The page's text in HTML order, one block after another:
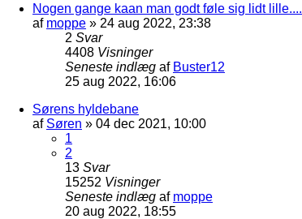
Nogen gange kaan man godt føle sig lidt lille....
af moppe » 24 aug 2022, 23:38
2 Svar
4408 Visninger
Seneste indlæg af Buster12
25 aug 2022, 16:06
Sørens hyldebane
af Søren » 04 dec 2021, 10:00
1
2
13 Svar
15252 Visninger
Seneste indlæg af moppe
20 aug 2022, 18:55